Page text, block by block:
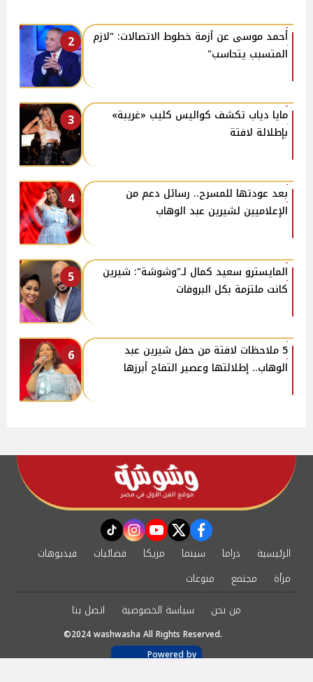
2
أحمد موسى عن أزمة خطوط الاتصالات: "لازم
المتسبب يتحاسب"
3
مايا دياب تكشف كواليس كليب «غريبة»
بإطلالة لافتة
4
بعد عودتها للمسرح.. رسائل دعم من
الإعلاميين لشيرين عبد الوهاب
5
المايسترو سعيد كمال لـ"وشوشة": شيرين
كانت ملتزمة بكل البروفات
6
5 ملاحظات لافتة من حفل شيرين عبد
الوهاب.. إطلالتها وعصير التفاح أبرزها
facebook
twitter
youtube
instagram
tiktok
الرئيسية دراما سينما مزيكا فضائيات
فيديوهات
مرأة
مجتمع
منوعات
من نحن
سياسة الخصوصية اتصل بنا
©2024 washwasha All Rights Reserved.
Powered by